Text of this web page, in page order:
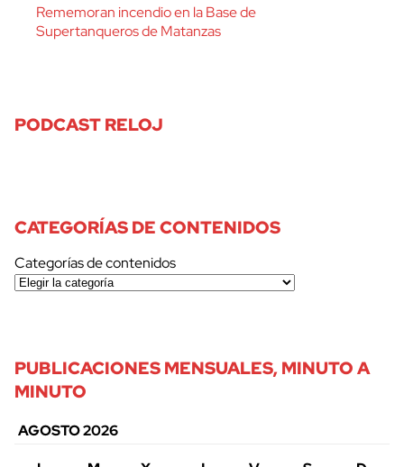
Rememoran incendio en la Base de
Supertanqueros de Matanzas
PODCAST RELOJ
CATEGORÍAS DE CONTENIDOS
Categorías de contenidos
PUBLICACIONES MENSUALES, MINUTO A
MINUTO
AGOSTO 2026